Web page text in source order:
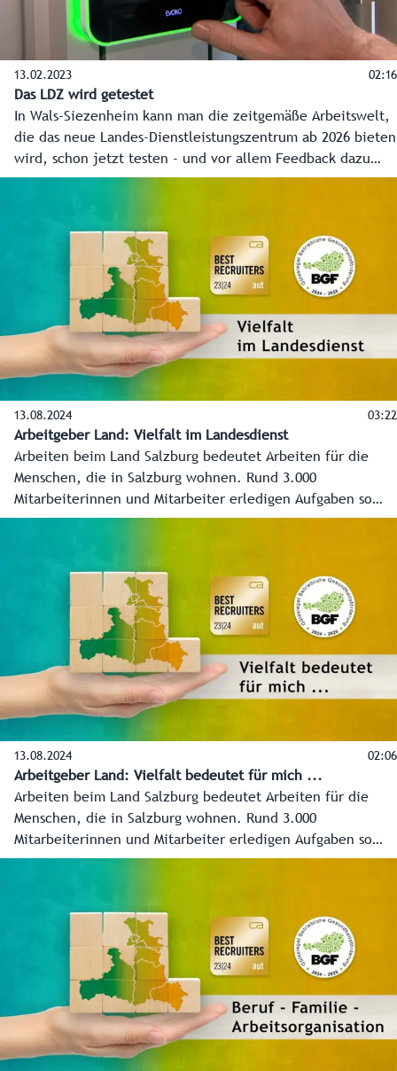
13.02.2023 02:16
Das LDZ wird getestet
In Wals-Siezenheim kann man die zeitgemäße Arbeitswelt,
die das neue Landes-Dienstleistungszentrum ab 2026 bieten
wird, schon jetzt testen - und vor allem Feedback dazu
geben. Rund 20 Plätze stehen zur Verfügung - die
Huber und Mia Flieher vom Projektteam erklären das
Konzept.
13.08.2024 03:22
Arbeitgeber Land: Vielfalt im Landesdienst
Arbeiten beim Land Salzburg bedeutet Arbeiten für die
Menschen, die in Salzburg wohnen. Rund 3.000
Mitarbeiterinnen und Mitarbeiter erledigen Aufgaben so
vielseitig wie das Lebens selber.
13.08.2024 02:06
Arbeitgeber Land: Vielfalt bedeutet für mich ...
Arbeiten beim Land Salzburg bedeutet Arbeiten für die
Menschen, die in Salzburg wohnen. Rund 3.000
Mitarbeiterinnen und Mitarbeiter erledigen Aufgaben so
vielseitig wie das Lebens selber.